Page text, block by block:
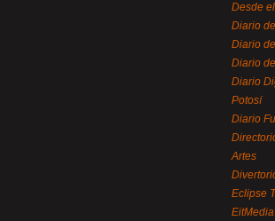
Desde
Diario
Diario
Diario
Diario
Potosí
Diario
Artes
Eclipse
EitMedia